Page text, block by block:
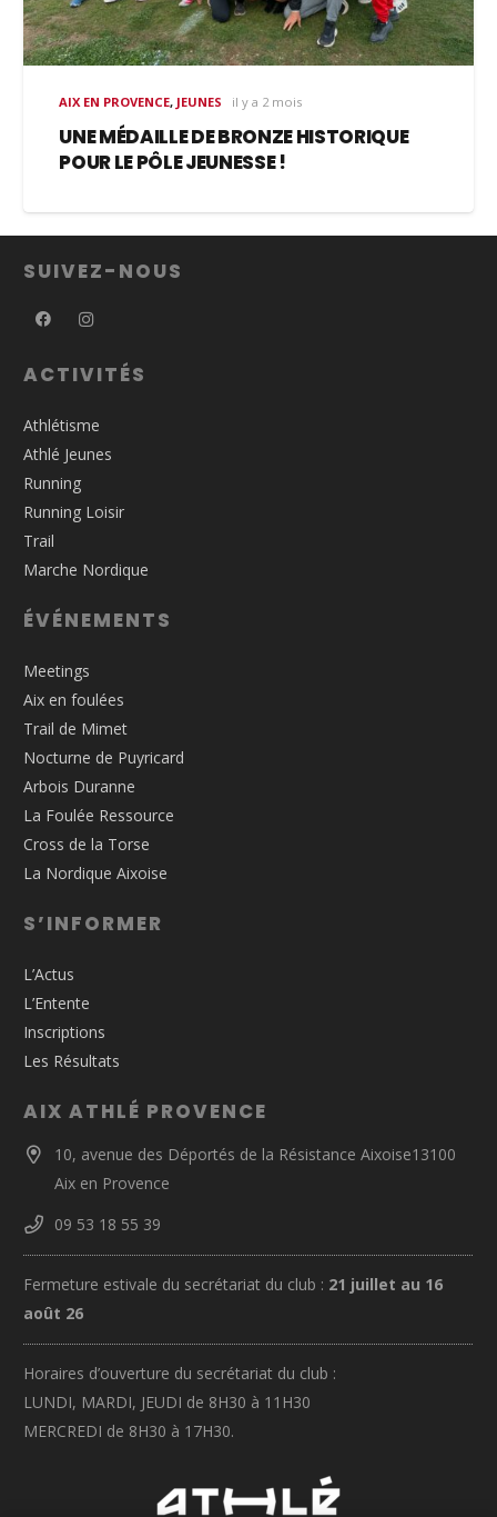
AIX EN PROVENCE, JEUNES il y a 2 mois
UNE MÉDAILLE DE BRONZE HISTORIQUE
POUR LE PÔLE JEUNESSE !
SUIVEZ-NOUS
ACTIVITÉS
Athlétisme
Athlé Jeunes
Running
Running Loisir
Trail
Marche Nordique
ÉVÉNEMENTS
Meetings
Aix en foulées
Trail de Mimet
Nocturne de Puyricard
Arbois Duranne
La Foulée Ressource
Cross de la Torse
La Nordique Aixoise
S’INFORMER
L’Actus
L’Entente
Inscriptions
Les Résultats
AIX ATHLÉ PROVENCE
10, avenue des Déportés de la Résistance Aixoise13100
Aix en Provence
09 53 18 55 39
Fermeture estivale du secrétariat du club : 21 juillet au 16
août 26
Horaires d’ouverture du secrétariat du club :
LUNDI, MARDI, JEUDI de 8H30 à 11H30
MERCREDI de 8H30 à 17H30.